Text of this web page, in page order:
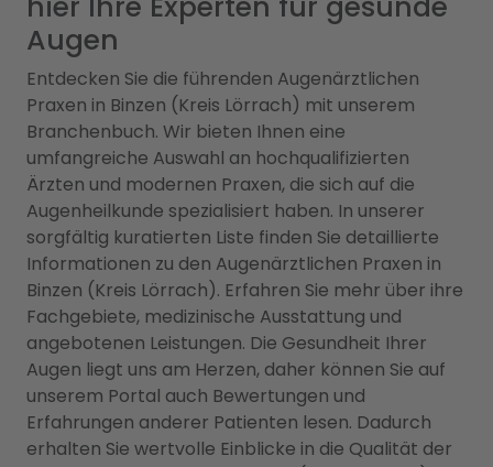
Augen
Entdecken Sie die führenden Augenärztlichen
Praxen in Binzen (Kreis Lörrach) mit unserem
Branchenbuch. Wir bieten Ihnen eine
umfangreiche Auswahl an hochqualifizierten
Ärzten und modernen Praxen, die sich auf die
Augenheilkunde spezialisiert haben. In unserer
sorgfältig kuratierten Liste finden Sie detaillierte
Informationen zu den Augenärztlichen Praxen in
Binzen (Kreis Lörrach). Erfahren Sie mehr über ihre
Fachgebiete, medizinische Ausstattung und
angebotenen Leistungen. Die Gesundheit Ihrer
Augen liegt uns am Herzen, daher können Sie auf
unserem Portal auch Bewertungen und
Erfahrungen anderer Patienten lesen. Dadurch
erhalten Sie wertvolle Einblicke in die Qualität der